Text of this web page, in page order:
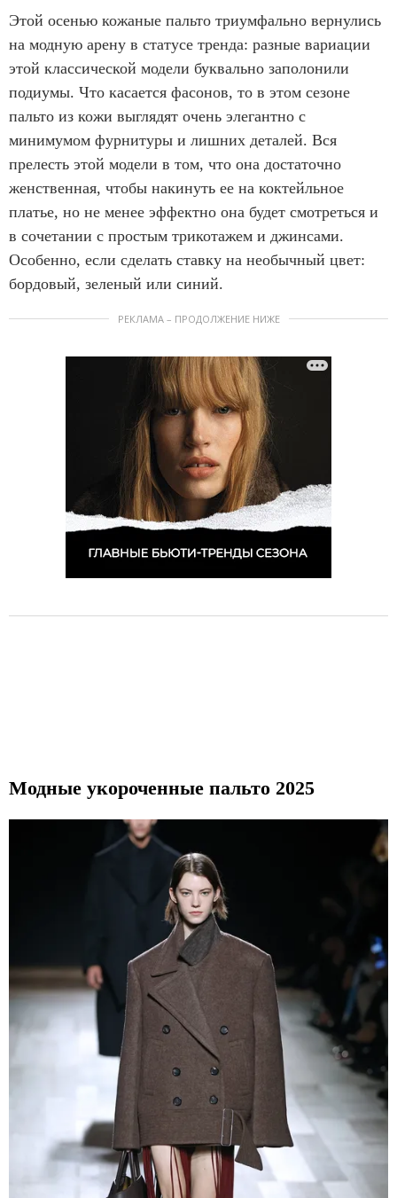
Этой осенью кожаные пальто триумфально вернулись
на модную арену в статусе тренда: разные вариации
этой классической модели буквально заполонили
подиумы. Что касается фасонов, то в этом сезоне
пальто из кожи выглядят очень элегантно с
минимумом фурнитуры и лишних деталей. Вся
прелесть этой модели в том, что она достаточно
женственная, чтобы накинуть ее на коктейльное
платье, но не менее эффектно она будет смотреться и
в сочетании с простым трикотажем и джинсами.
Особенно, если сделать ставку на необычный цвет:
бордовый, зеленый или синий.
РЕКЛАМА – ПРОДОЛЖЕНИЕ НИЖЕ
Модные укороченные пальто 2025